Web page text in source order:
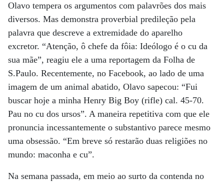
Olavo tempera os argumentos com palavrões dos mais
diversos. Mas demonstra proverbial predileção pela
palavra que descreve a extremidade do aparelho
excretor. “Atenção, ô chefe da fôia: Ideólogo é o cu da
sua mãe”, reagiu ele a uma reportagem da Folha de
S.Paulo. Recentemente, no Facebook, ao lado de uma
imagem de um animal abatido, Olavo sapecou: “Fui
buscar hoje a minha Henry Big Boy (rifle) cal. 45-70.
Pau no cu dos ursos”. A maneira repetitiva com que ele
pronuncia incessantemente o substantivo parece mesmo
uma obsessão. “Em breve só restarão duas religiões no
mundo: maconha e cu”.
Na semana passada, em meio ao surto da contenda no